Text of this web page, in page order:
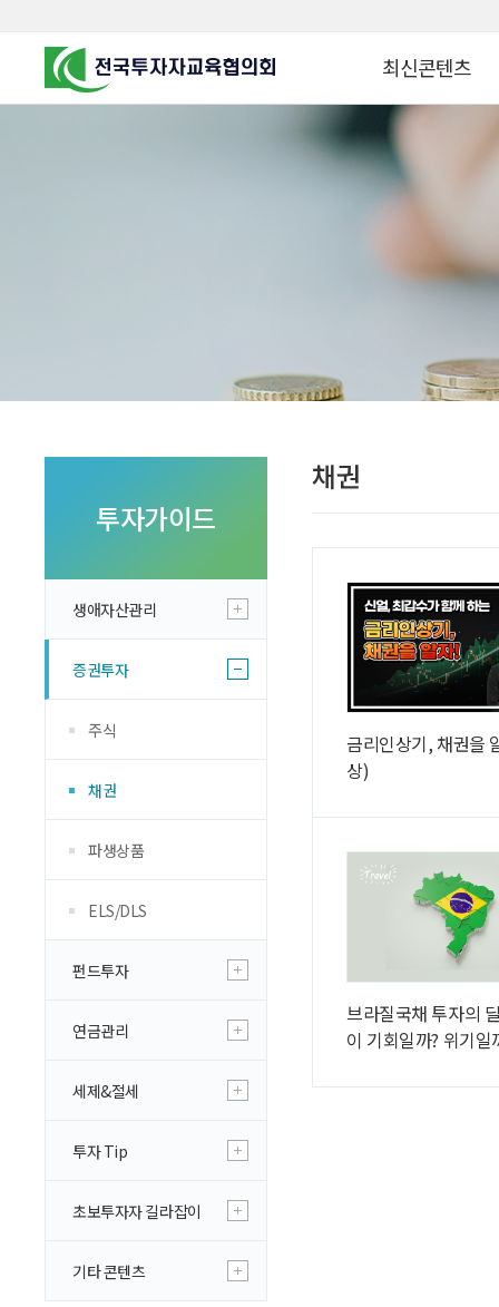
최신콘텐츠
찾아가는 군장병 금
찾아가는 연금ᆞ자
군장병 금융투자 아
자립준비청년을 위한
실전투자 Insight
투자가이드
생애자산관리
증권투자
주식
채권
파생상품
ELS/DLS
펀드투자
연금관리
세제&절세
투자 Tip
초보투자자 길라잡이
기타 콘텐츠
채권
금리인상기, 채권을
상)
브라질국채 투자의
이 기회일까? 위기일